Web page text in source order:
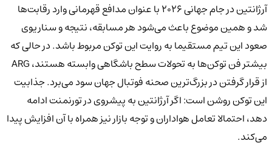
آرژانتین در جام جهانی ۲۰۲۶ با عنوان مدافع قهرمانی وارد رقابت‌ها
شد و همین موضوع باعث می‌شود هر مسابقه، نتیجه و سناریوی
صعود این تیم مستقیما به روایت این توکن مربوط باشد. در حالی که
بیشتر فن توکن‌ها به تحولات سطح باشگاهی وابسته هستند، ARG
از قرار گرفتن در بزرگ‌ترین صحنه فوتبال جهان سود می‌برد. جذابیت
این توکن روشن است: اگر آرژانتین به پیشروی در تورنمنت ادامه
دهد، احتمالا تعامل هواداران و توجه بازار نیز همراه با آن افزایش پیدا
می‌کند.